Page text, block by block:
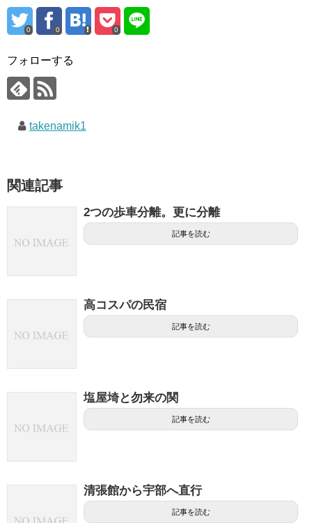
0 0 0
フォローする
takenamik1
関連記事
2つの歩車分離。更に分離
記事を読む
高コスパの民宿
記事を読む
塩屋埼と勿来の関
記事を読む
清張館から宇部へ直行
記事を読む